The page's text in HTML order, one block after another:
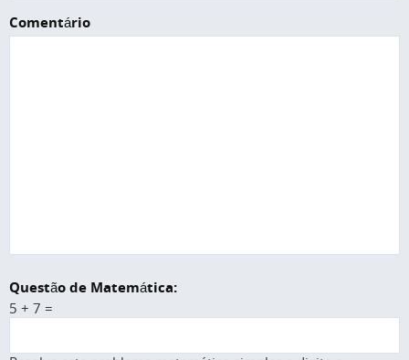
Comentário
Questão de Matemática:
5 + 7 =